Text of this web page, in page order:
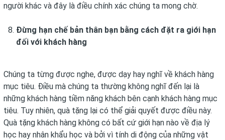
người khác và đây là điều chính xác chúng ta mong chờ.
Đừng hạn chế bản thân bạn bằng cách đặt ra giới hạn
đối với khách hàng
Chúng ta từng được nghe, được dạy hay nghĩ về khách hàng
mục tiêu. Điều mà chúng ta thường không nghĩ đến lại là
những khách hàng tiềm năng khách bên cạnh khách hàng mục
tiêu. Tuy nhiên, quà tặng lại có thể giải quyết được điều này.
Quà tặng khách hàng không có bất cứ giới hạn nào về địa lý
học hay nhân khẩu học và bởi vì tính di động của những vật